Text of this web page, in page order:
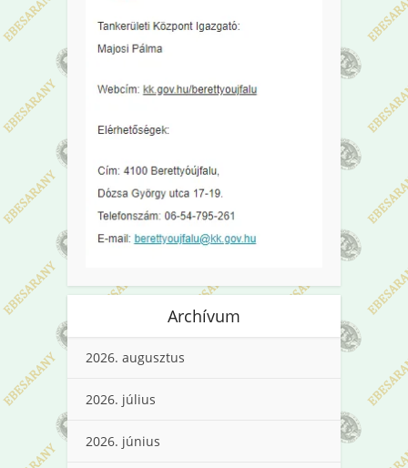
Archívum
2026. augusztus
2026. július
2026. június